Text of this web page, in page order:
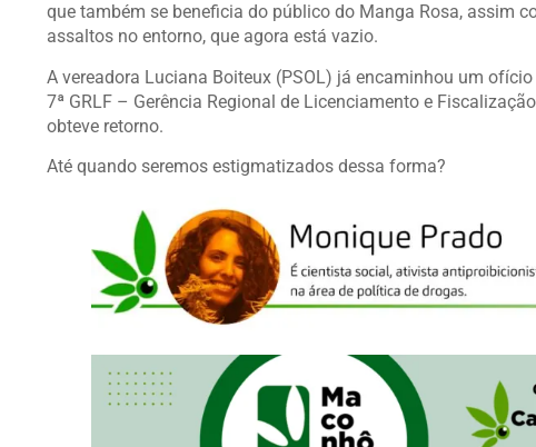
que também se beneficia do público do Manga Rosa, assim
assaltos no entorno, que agora está vazio.
A vereadora Luciana Boiteux (PSOL) já encaminhou um
7ª GRLF – Gerência Regional de Licenciamento e
obteve retorno.
Até quando seremos estigmatizados dessa forma?